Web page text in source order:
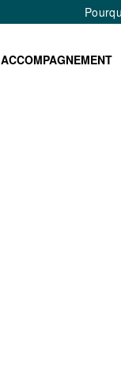
ACCOMPAGNEMENT